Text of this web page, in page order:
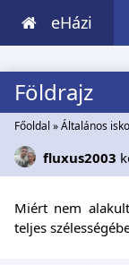
eHázi
Földrajz
Főoldal »Általános
fluxus2003
Miért nem
teljes